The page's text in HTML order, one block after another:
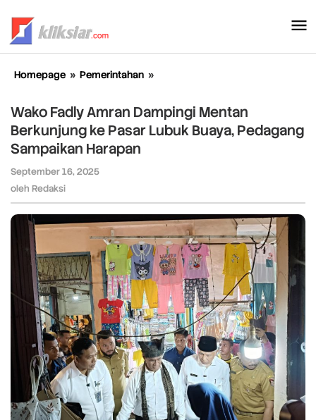
konten
Homepage » Pemerintahan »
Amran
Dampingi
Mentan
Buaya,
Pedagang
Sampaikan
Harapan
Wako Fadly Amran Dampingi Mentan
Berkunjung ke Pasar Lubuk Buaya, Pedagang
Sampaikan Harapan
September 16, 2025
oleh Redaksi